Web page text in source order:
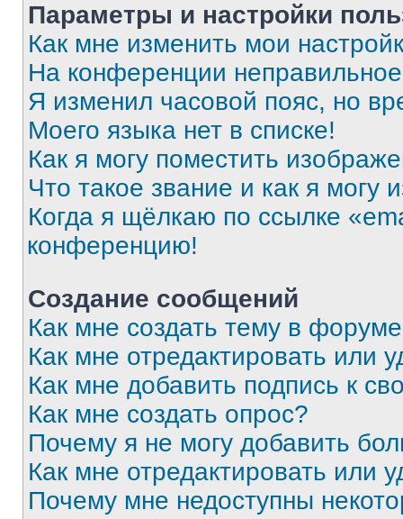
Параметры и настройки
Как мне изменить мои
На конференции
Я изменил часовой пояс, но
Моего языка нет в списке!
Как я могу поместить
Что такое звание и как я могу
Когда я щёлкаю по ссылке
конференцию!
Создание сообщений
Как мне создать тему в
Как мне отредактировать или
Как мне добавить подпись к
Как мне создать опрос?
Почему я не могу добавить
Как мне отредактировать или
Почему мне недоступны